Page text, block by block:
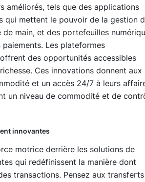
améliorés, tels que des applications
qui mettent le pouvoir de la gestion
main, et des portefeuilles
Les plateformes
des opportunités accessibles
Ces innovations donnent aux
et un accès 24/7 à leurs
un niveau de commodité et de
innovantes
motrice derrière les solutions de
qui redéfinissent la manière dont
transactions. Pensez aux transferts